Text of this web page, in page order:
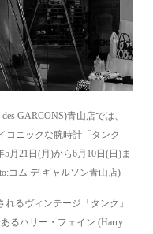
GARCONS)青山店では、
コニックな腕時計「タンク
月21日(月)から6月10日(日)ま
コム デ ギャルソン青山店)
るヴィンテージ「タンク」
るハリー・フェイン (Harry